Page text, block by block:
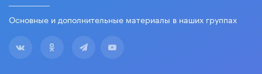
Основные и дополнительные материалы в наших группах